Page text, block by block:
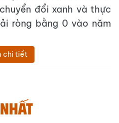
đổi xanh và thực
ròng bằng 0 vào năm
chi tiết